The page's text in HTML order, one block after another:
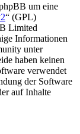
um eine
“ (GPL)
Limited
Informationen
unter
haben keinen
verwendet
der Software
auf Inhalte